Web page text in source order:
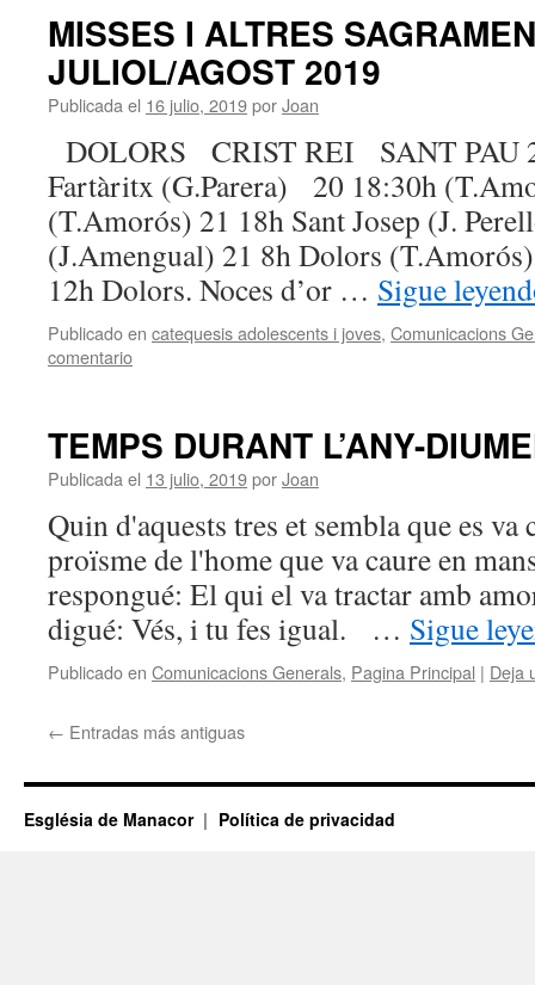
MISSES I ALTRES
JULIOL/AGOST 2019
Publicada el 16 julio, 2019porJoan
DOLORS CRIST REI SANT
Fartàritx (G.Parera) 20 18:30h
(T.Amorós) 21 18h Sant Josep (J.
(J.Amengual) 21 8h Dolors
12h Dolors. Noces d’or … Sigue
Publicado en catequesis adolescents i joves, Comunicacions
comentario
TEMPS DURANT L’ANY-
Publicada el 13 julio, 2019porJoan
Quin d'aquests tres et sembla que es
proïsme de l'home que va caure en
respongué: El qui el va tractar amb
digué: Vés, i tu fes igual. … Sigue
Publicado en Comunicacions Generals, Pagina Principal | Deja
← Entradas más antiguas
Església de Manacor Política de privacidad